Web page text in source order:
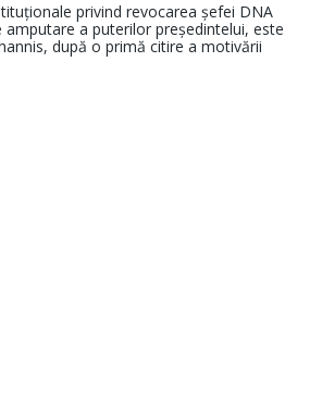
privind revocarea șefei DNA
amputare a puterilor președintelui, este
după o primă citire a motivării